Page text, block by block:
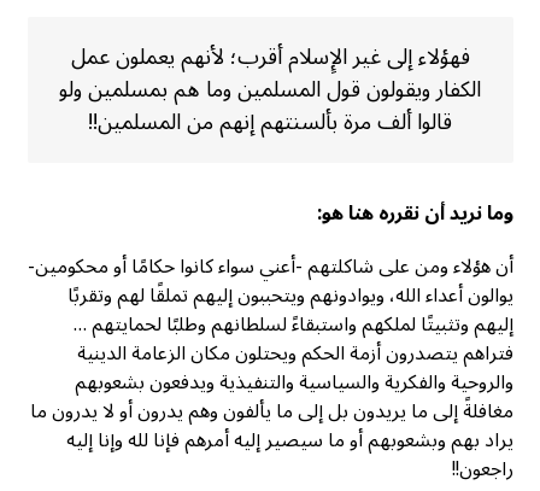
فهؤلاء إلى غير الإِسلام أقرب؛ لأنهم يعملون عمل
الكفار ويقولون قول المسلمين وما هم بمسلمين ولو
قالوا ألف مرة بألسنتهم إنهم من المسلمين!!
وما نريد أن نقرره هنا هو:
أن هؤلاء ومن على شاكلتهم -أعني سواء كانوا حكامًا أو محكومين-
يوالون أعداء الله، ويوادونهم ويتحببون إليهم تملقًا لهم وتقربًا
إليهم وتثبيتًا لملكهم واستبقاءً لسلطانهم وطلبًا لحمايتهم …
فتراهم يتصدرون أزمة الحكم ويحتلون مكان الزعامة الدينية
والروحية والفكرية والسياسية والتنفيذية ويدفعون بشعوبهم
مغافلةً إلى ما يريدون بل إلى ما يألفون وهم يدرون أو لا يدرون ما
يراد بهم وبشعوبهم أو ما سيصير إليه أمرهم فإنا لله وإنا إليه
راجعون!!